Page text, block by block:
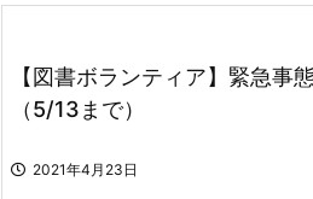
【図書ボランティア】緊急事
（5/13まで）
2021年4月23日